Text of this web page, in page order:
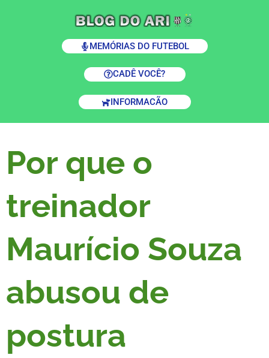
MEMÓRIAS DO FUTEBOL
CADÊ VOCÊ?
INFORMACÃO
Por que o
treinador
Maurício Souza
abusou de
postura